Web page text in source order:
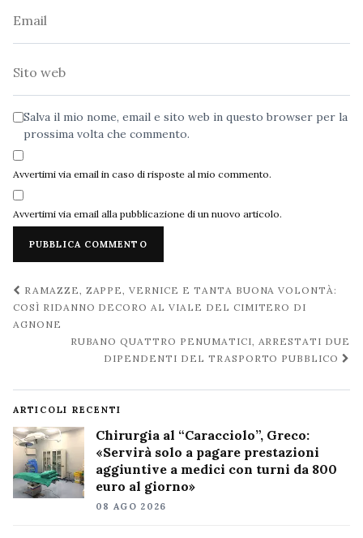
Salva il mio nome, email e sito web in questo browser per la
prossima volta che commento.
Avvertimi via email in caso di risposte al mio commento.
Avvertimi via email alla pubblicazione di un nuovo articolo.
Navigazione
post
RAMAZZE, ZAPPE, VERNICE E TANTA BUONA VOLONTÀ:
COSÌ RIDANNO DECORO AL VIALE DEL CIMITERO DI
AGNONE
RUBANO QUATTRO PENUMATICI, ARRESTATI DUE
DIPENDENTI DEL TRASPORTO PUBBLICO
ARTICOLI RECENTI
Chirurgia al “Caracciolo”, Greco:
«Servirà solo a pagare prestazioni
aggiuntive a medici con turni da 800
euro al giorno»
08 AGO 2026